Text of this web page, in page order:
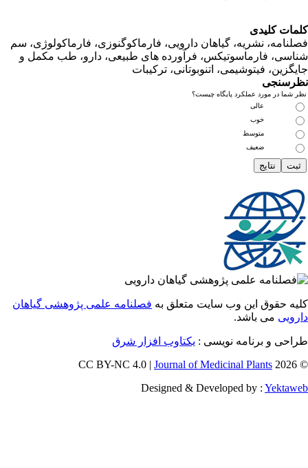
کلیدی
نشریه، گیاهان دارویی، فارماکوگنوزی، فارماکولوژی، سم
فارماسوتیکس، فرآورده های طبیعی، دارو، طب مکمل و
فیتوشیمی، اتنوبوتانی، ترکیبات
در مورد عملکرد پایگاه چیست؟
متوسط
ضعیف
حقوق این وب سایت متعلق بهفصلنامه علمی پژوهشی گیاهان
می باشد.
و برنامه نویسی :یکتاوب افزار شرق
Journal of Medicinal Plants
Designed & Developed by :